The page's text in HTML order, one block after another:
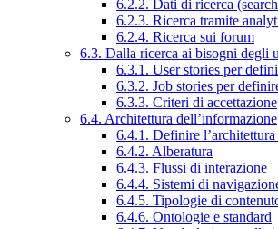
6.2.2. Dati di ricerca
6.2.3. Ricerca tramite
6.2.4. Ricerca sui forum
6.3. Dalla ricerca ai bisogni degli
6.3.1. User stories per
6.3.2. Job stories per
6.3.3. Criteri di accettazione
6.4. Architettura dell’informazione
6.4.1. Definire
6.4.2. Alberatura
6.4.3. Flussi di interazione
6.4.4. Sistemi di
6.4.5. Tipologie di
6.4.6. Ontologie e standard